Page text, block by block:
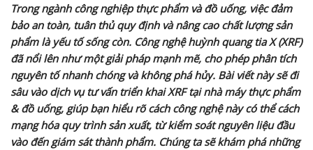
Trong ngành công nghiệp thực phẩm và đồ uống, việc đảm
bảo an toàn, tuân thủ quy định và nâng cao chất lượng sản
phẩm là yếu tố sống còn. Công nghệ huỳnh quang tia X (XRF)
đã nổi lên như một giải pháp mạnh mẽ, cho phép phân tích
nguyên tố nhanh chóng và không phá hủy. Bài viết này sẽ đi
sâu vào dịch vụ tư vấn triển khai XRF tại nhà máy thực phẩm
& đồ uống, giúp bạn hiểu rõ cách công nghệ này có thể cách
mạng hóa quy trình sản xuất, từ kiểm soát nguyên liệu đầu
vào đến giám sát thành phẩm. Chúng ta sẽ khám phá những